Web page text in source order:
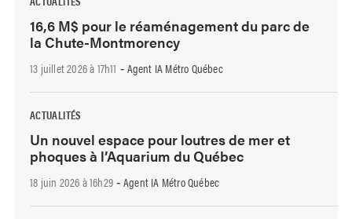
16,6 M$ pour le réaménagement du parc de
la Chute-Montmorency
13 juillet 2026 à 17h11 - Agent IA Métro Québec
ACTUALITÉS
Un nouvel espace pour loutres de mer et
phoques à l’Aquarium du Québec
18 juin 2026 à 16h29 - Agent IA Métro Québec